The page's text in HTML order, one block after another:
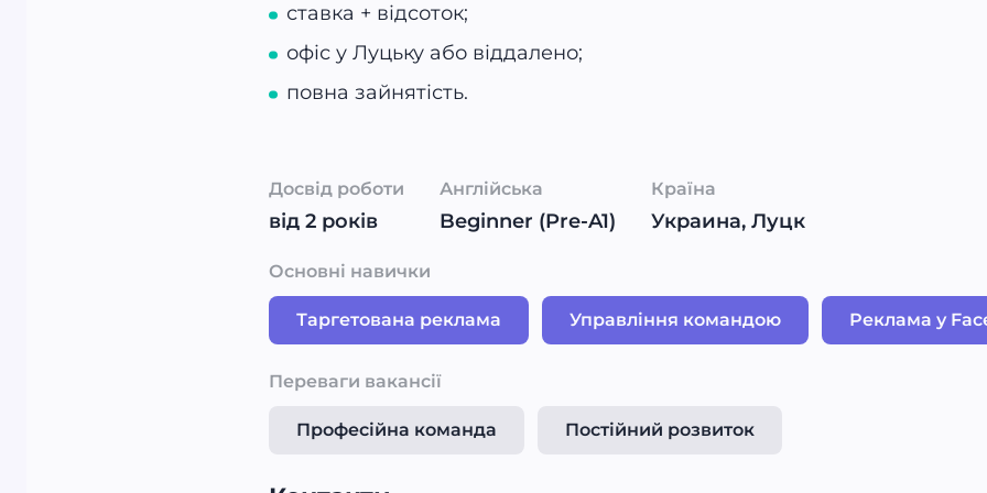
ставка + відсоток;
офіс у Луцьку або віддалено;
повна зайнятість.
Досвід роботи
від 2 років
Англійська
Beginner (Pre-A1)
Країна
Украина, Луцк
Основні навички
Таргетована реклама Управління командою Реклама у
Переваги вакансії
Професійна команда Постійний розвиток